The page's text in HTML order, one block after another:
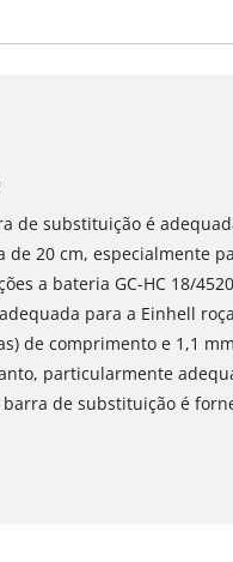
de substituição é
20 cm, especialmente
a bateria GC-HC 18/
para a Einhell
de comprimento e 1,1
particularmente
de substituição é